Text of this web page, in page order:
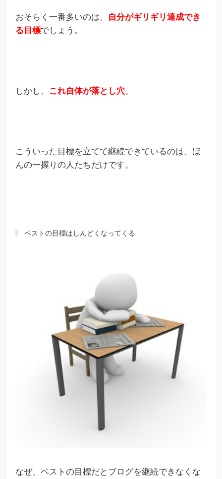
おそらく一番多いのは、
自分がギリギリ達成でき
る目標でしょう。
しかし、 これ自体が落とし穴。
こういった目標を立てて継続できているのは、ほ
んの一握りの人たちだけです。
ベストの目標はしんどくなってくる
なぜ、ベストの目標だとブログを継続できなくな